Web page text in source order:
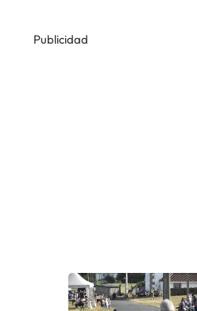
Publicidad